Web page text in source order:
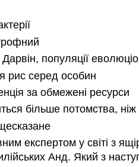
популяції
рис серед особин
за обмежені ресурси
більше потомства,
експертом у світі з
Анд. Який з